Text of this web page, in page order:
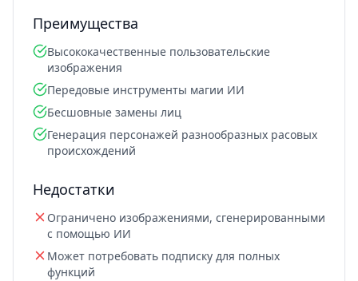
Преимущества
Высококачественные пользовательские
изображения
Передовые инструменты магии ИИ
Бесшовные замены лиц
Генерация персонажей разнообразных расовых
происхождений
Недостатки
Ограничено изображениями, сгенерированными
с помощью ИИ
Может потребовать подписку для полных
функций